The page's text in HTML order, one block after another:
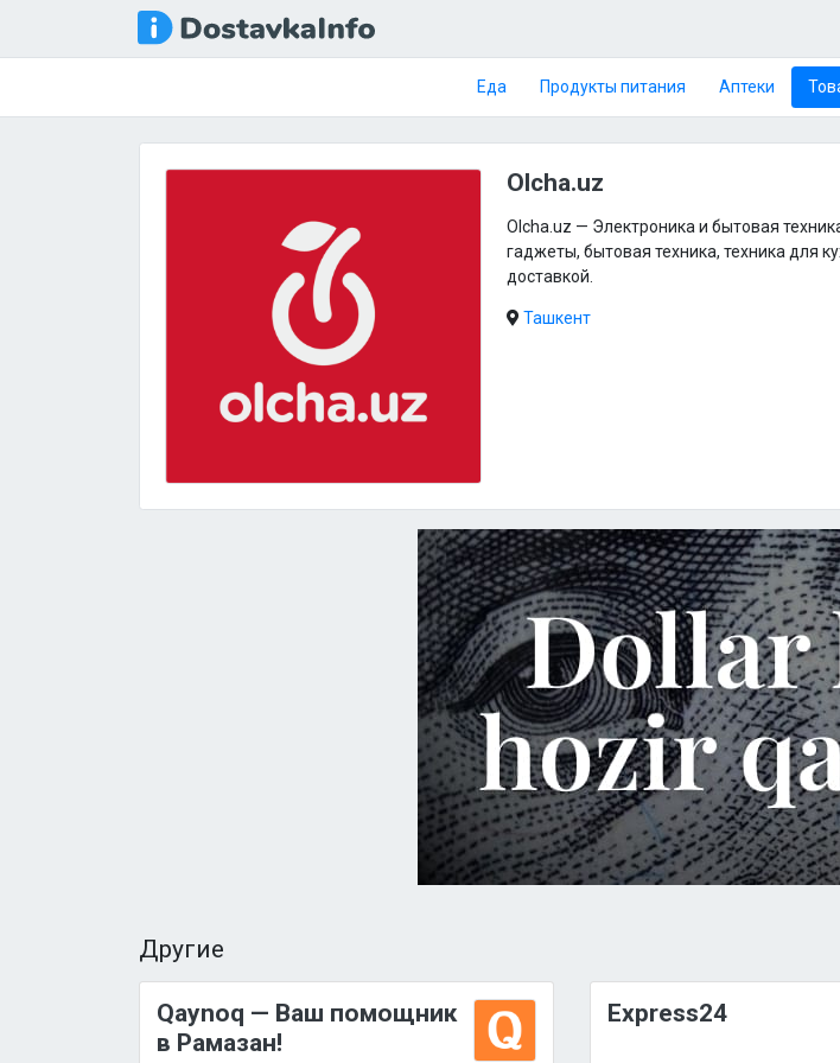
Еда Продукты питания Аптеки
Olcha.uz
Olcha.uz — Электроника и бытовая
гаджеты, бытовая техника, техника для
доставкой.
Ташкент
Другие
Qaynoq — Ваш помощник
в Рамазан!
Express24